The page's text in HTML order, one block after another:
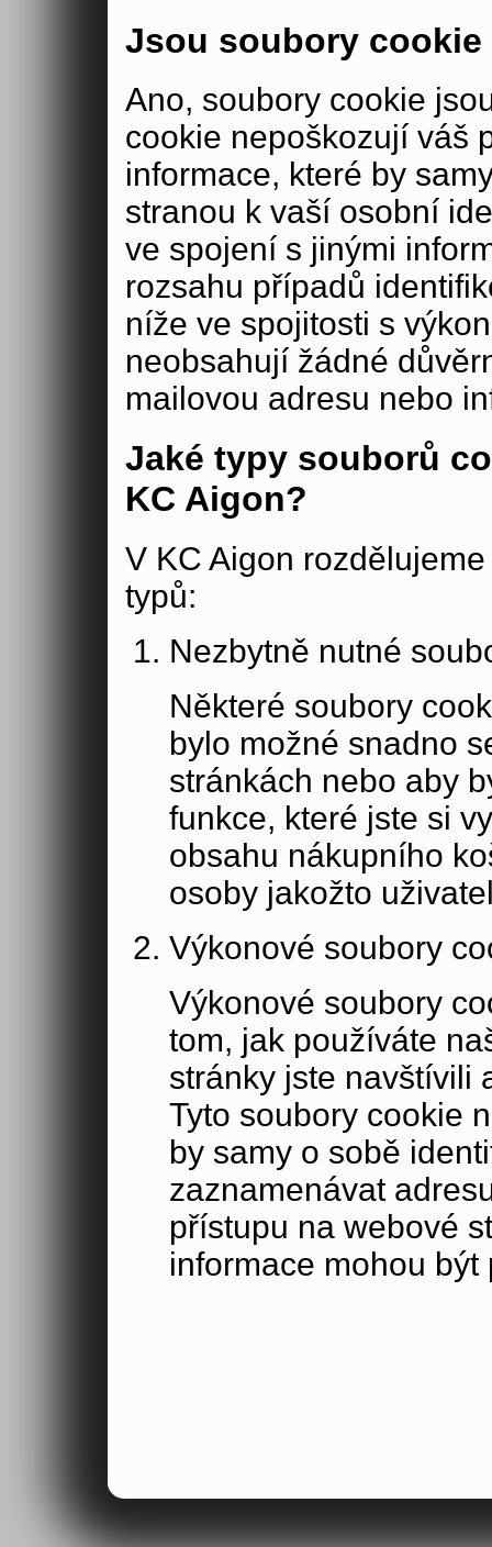
Jsou soubory cookie
Ano, soubory cookie
cookie nepoškozují váš
informace, které by
stranou k vaší osobní
ve spojení s jinými
rozsahu případů
níže ve spojitosti s
neobsahují žádné
mailovou adresu nebo
Jaké typy souborů
KC Aigon?
V KC Aigon
typů:
Nezbytně nutné
Některé soubory
bylo možné snadno
stránkách nebo aby
funkce, které jste si
obsahu nákupního
osoby jakožto
Výkonové soubory
Výkonové soubory
tom, jak používáte
stránky jste navštívili
Tyto soubory cookie
by samy o sobě
zaznamenávat
přístupu na webové
informace mohou
mohli zlepšovat